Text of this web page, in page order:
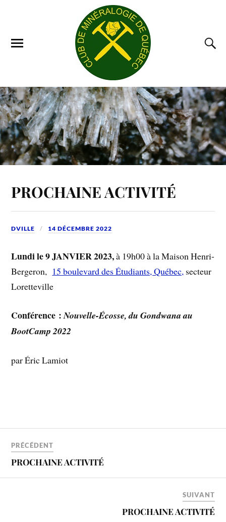
PROCHAINE ACTIVITÉ
DVILLE 14 DÉCEMBRE 2022
Lundi le 9 JANVIER 2023,à 19h00 à la Maison Henri-
Bergeron, 15 boulevard des Étudiants, Québec, secteur
Loretteville
Conférence :Nouvelle-Écosse, du Gondwana au
BootCamp 2022
par Éric Lamiot
PRÉCÉDENT
PROCHAINE ACTIVITÉ
SUIVANT
PROCHAINE ACTIVITÉ